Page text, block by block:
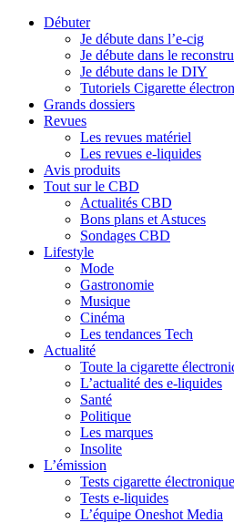
Débuter
Je débute dans l’e-cig
Je débute dans le
Je débute dans le DIY
Tutoriels Cigarette
Grands dossiers
Revues
Les revues matériel
Les revues e-liquides
Avis produits
Tout sur le CBD
Actualités CBD
Bons plans et Astuces
Sondages CBD
Lifestyle
Mode
Gastronomie
Musique
Cinéma
Les tendances Tech
Actualité
Toute la cigarette
L’actualité des e-liquides
Santé
Politique
Les marques
Insolite
L’émission
Tests cigarette
Tests e-liquides
L’équipe Oneshot Media